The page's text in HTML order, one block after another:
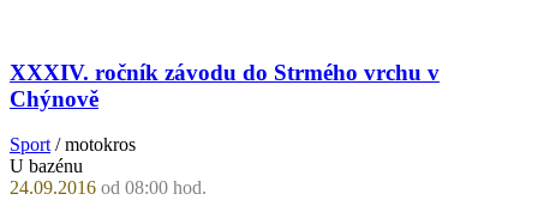
XXXIV. ročník závodu do Strmého vrchu v
Chýnově
Sport / motokros
U bazénu
24.09.2016 od 08:00 hod.